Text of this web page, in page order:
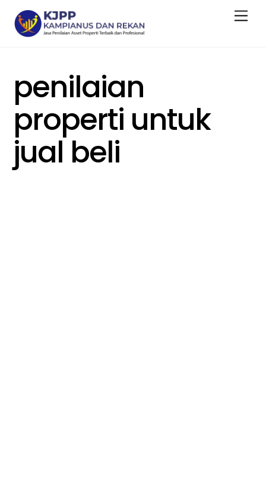
content
penilaian
properti untuk
jual beli